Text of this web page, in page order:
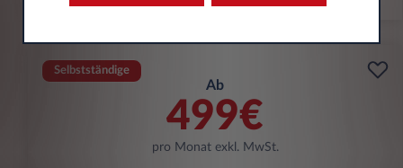
Selbstständige
Ab
499€
pro Monat exkl. MwSt.